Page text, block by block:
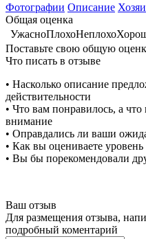
Фотографии Описание
Общая оценка
УжасноПлохоНеплохо
Поставьте свою общую
Что писать в отзыве
• Насколько описание
действительности
• Что вам понравилось, а что
внимание
• Оправдались ли ваши
• Как вы оцениваете
• Вы бы порекомендовали
Ваш отзыв
Для размещения отзыва,
подробный коментарий